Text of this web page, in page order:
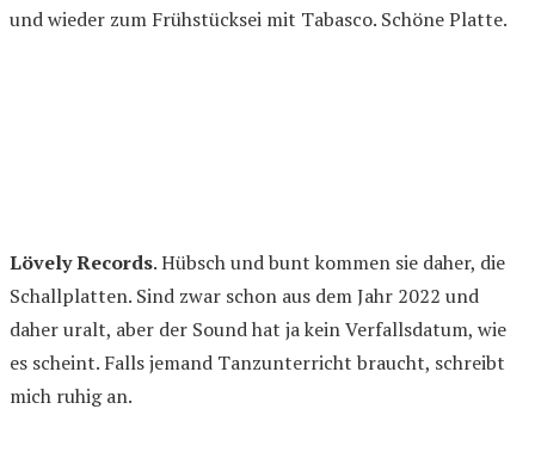
und wieder zum Frühstücksei mit Tabasco. Schöne Platte.
Lövely Records. Hübsch und bunt kommen sie daher, die
Schallplatten. Sind zwar schon aus dem Jahr 2022 und
daher uralt, aber der Sound hat ja kein Verfallsdatum, wie
es scheint. Falls jemand Tanzunterricht braucht, schreibt
mich ruhig an.